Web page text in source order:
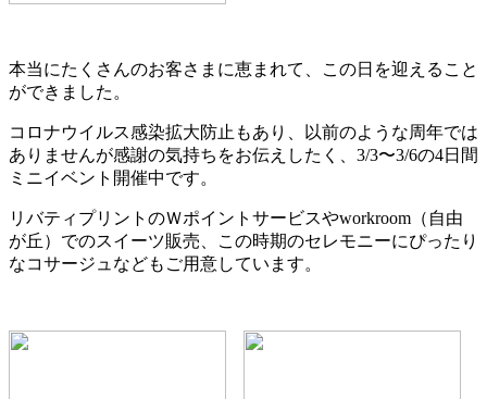
本当にたくさんのお客さまに恵まれて、この日を迎えること
ができました。
コロナウイルス感染拡大防止もあり、以前のような周年では
ありませんが感謝の気持ちをお伝えしたく、3/3〜3/6の4日間
ミニイベント開催中です。
リバティプリントのＷポイントサービスやworkroom（自由
が丘）でのスイーツ販売、この時期のセレモニーにぴったり
なコサージュなどもご用意しています。